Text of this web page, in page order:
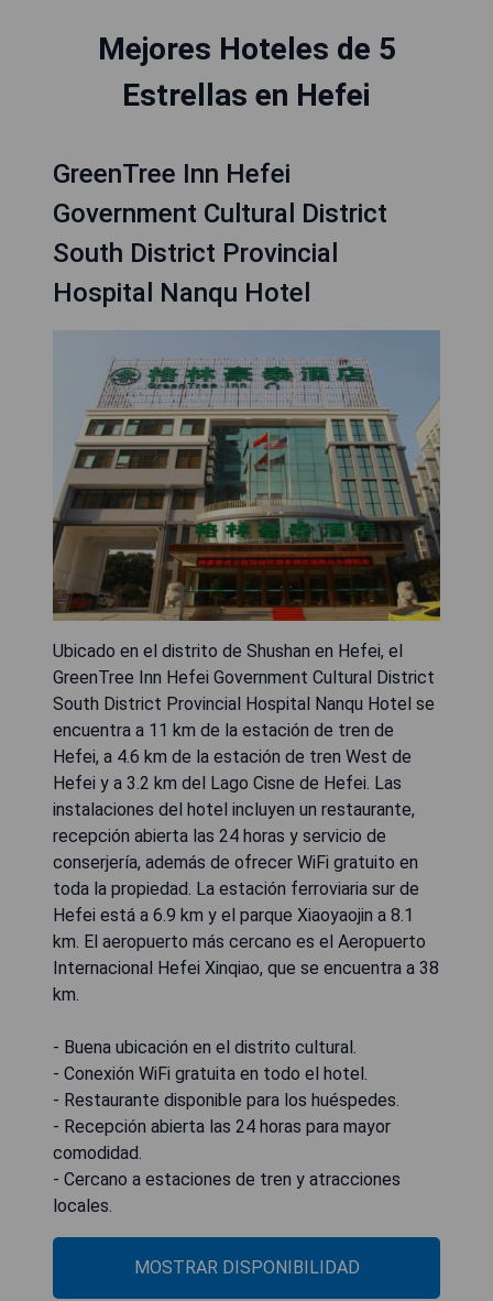
Mejores Hoteles de 5
Estrellas en Hefei
GreenTree Inn Hefei
Government Cultural District
South District Provincial
Hospital Nanqu Hotel
Ubicado en el distrito de Shushan en Hefei, el
GreenTree Inn Hefei Government Cultural District
South District Provincial Hospital Nanqu Hotel se
encuentra a 11 km de la estación de tren de
Hefei, a 4.6 km de la estación de tren West de
Hefei y a 3.2 km del Lago Cisne de Hefei. Las
instalaciones del hotel incluyen un restaurante,
recepción abierta las 24 horas y servicio de
conserjería, además de ofrecer WiFi gratuito en
toda la propiedad. La estación ferroviaria sur de
Hefei está a 6.9 km y el parque Xiaoyaojin a 8.1
km. El aeropuerto más cercano es el Aeropuerto
Internacional Hefei Xinqiao, que se encuentra a 38
km.
- Buena ubicación en el distrito cultural.
- Conexión WiFi gratuita en todo el hotel.
- Restaurante disponible para los huéspedes.
- Recepción abierta las 24 horas para mayor
comodidad.
- Cercano a estaciones de tren y atracciones
locales.
MOSTRAR DISPONIBILIDAD